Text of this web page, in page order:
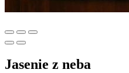
Jasenie z neba